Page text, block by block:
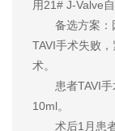
用21# J-Valve
备选方案：因
TAVI手术失败
术。
患者TAVI手
10ml。
术后1月患者